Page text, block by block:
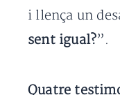
i llença un
sent igual?”.
Quatre